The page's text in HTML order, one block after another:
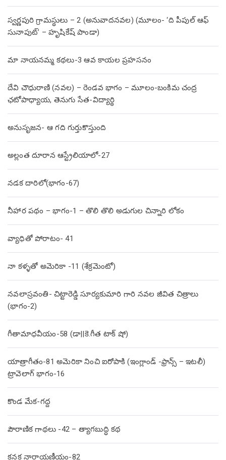
స్వర్ణపురి గ్రామస్థులు – 2 (అనువాదనవల) (మూలం- ‘ది పీపుల్ ఆఫ్
సునాపుట్’ – హృషికేష్ పాండా)
మా నాయనమ్మ కథలు-3 ఆవ కాయల ప్రహసనం
దేవి చౌధురాణి (నవల) – రెండవ భాగం – మూలం-బంకిమ చంద్ర
ఛటోపాధ్యాయ, తెనుగు సేత-విద్యార్థి
అనుసృజన- ఆ గది గుర్తుకొస్తుంది
అల్లంత దూరాన ఆస్ట్రేలియాలో-27
నడక దారిలో(భాగం-67)
నీహార పథం – భాగం-1 – తొలి తొలి అడుగుల చిన్నారి లోకం
వ్యాధితో పోరాటం- 41
నా కళ్ళతో అమెరికా -11 (శేక్రమెంటో)
నవలాస్రవంతి- చిట్టారెడ్డి సూర్యకుమారి గారి నవల జీవిత చిత్రాలు
(భాగం-2)
గీతామాధవీయం-58 (డా||కె.గీత టాక్ షో)
యాత్రాగీతం-81 అమెరికా నించి ఐరోపాకి (ఇంగ్లాండ్ -ఫ్రాన్స్ – ఇటలీ)
ట్రావెలాగ్ భాగం-16
కొండ మేక-గద్ద
పౌరాణిక గాథలు -42 – త్యాగబుద్ధి కథ
కనక నారాయణీయం-82